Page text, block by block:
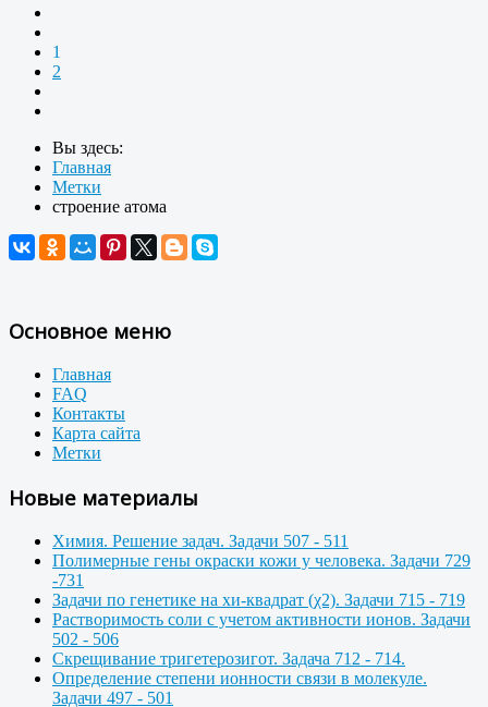
1
2
Вы здесь:
Главная
Метки
строение атома
Основное меню
Главная
FAQ
Контакты
Карта сайта
Метки
Новые материалы
Химия. Решение задач. Задачи 507 - 511
Полимерные гены окраски кожи у человека. Задачи 729
-731
Задачи по генетике на хи-квадрат (χ2). Задачи 715 - 719
Растворимость соли с учетом активности ионов. Задачи
502 - 506
Скрещивание тригетерозигот. Задача 712 - 714.
Определение степени ионности связи в молекуле.
Задачи 497 - 501